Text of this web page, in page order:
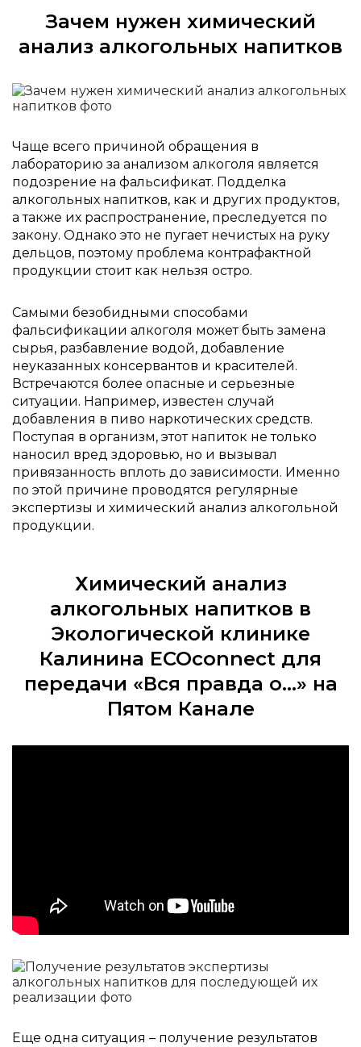
Зачем нужен химический
анализ алкогольных напитков
Чаще всего причиной обращения в
лабораторию за анализом алкоголя является
подозрение на фальсификат. Подделка
алкогольных напитков, как и других продуктов,
а также их распространение, преследуется по
закону. Однако это не пугает нечистых на руку
дельцов, поэтому проблема контрафактной
продукции стоит как нельзя остро.
Самыми безобидными способами
фальсификации алкоголя может быть замена
сырья, разбавление водой, добавление
неуказанных консервантов и красителей.
Встречаются более опасные и серьезные
ситуации. Например, известен случай
добавления в пиво наркотических средств.
Поступая в организм, этот напиток не только
наносил вред здоровью, но и вызывал
привязанность вплоть до зависимости. Именно
по этой причине проводятся регулярные
экспертизы и химический анализ алкогольной
продукции.
Химический анализ
алкогольных напитков в
Экологической клинике
Калинина ECOconnect для
передачи «Вся правда о...» на
Пятом Канале
Еще одна ситуация – получение результатов